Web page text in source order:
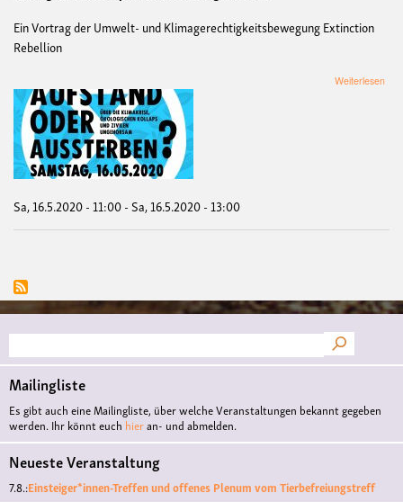
Ein Vortrag der Umwelt- und Klimagerechtigkeitsbewegung Extinction
Rebellion
Weiterlesen
Sa, 16.5.2020 - 11:00-Sa, 16.5.2020 - 13:00
Suche
Mailingliste
Es gibt auch eine Mailingliste, über welche Veranstaltungen bekannt gegeben
werden. Ihr könnt euch hieran- und abmelden.
Neueste Veranstaltung
7.8.:Einsteiger*innen-Treffen und offenes Plenum vom Tierbefreiungstreff